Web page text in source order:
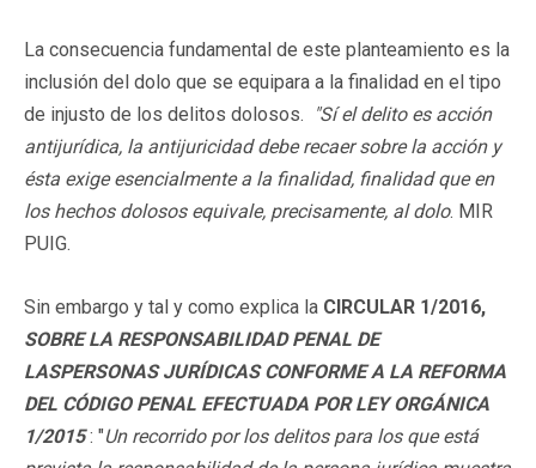
La consecuencia fundamental de este planteamiento es la
inclusión del dolo que se equipara a la finalidad en el tipo
de injusto de los delitos dolosos.
"Sí el delito es acción
antijurídica, la antijuricidad debe recaer sobre la acción y
ésta exige esencialmente a la finalidad, finalidad que en
los hechos dolosos equivale, precisamente, al dolo. MIR
PUIG.
Sin embargo y tal y como explica la CIRCULAR 1/2016,
SOBRE LA RESPONSABILIDAD PENAL DE
LASPERSONAS JURÍDICAS CONFORME A LA REFORMA
DEL CÓDIGO PENAL EFECTUADA POR LEY ORGÁNICA
1/2015: "Un recorrido por los delitos para los que está